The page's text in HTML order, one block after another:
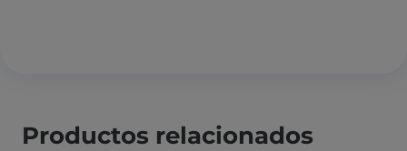
Productos relacionados